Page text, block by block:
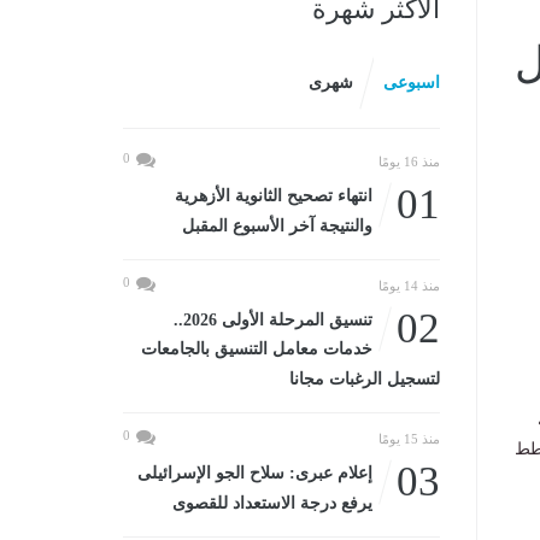
الأكثر شهرة
اسبوعى شهرى
منذ 16 يومًا 0
01
انتهاء تصحيح الثانوية الأزهرية
والنتيجة آخر الأسبوع المقبل
منذ 14 يومًا 0
02
تنسيق المرحلة الأولى 2026..
خدمات معامل التنسيق بالجامعات
لتسجيل الرغبات مجانا
منذ 15 يومًا 0
03
إعلام عبرى: سلاح الجو الإسرائيلى
يرفع درجة الاستعداد للقصوى